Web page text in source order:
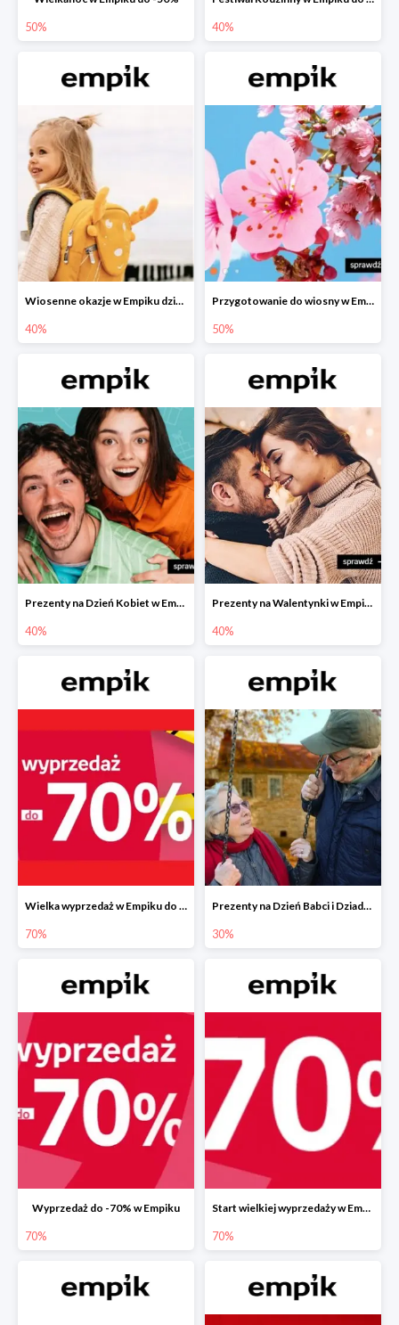
50% 40%
Wiosenne okazje w Empiku dziecko w podróży do -40%
40%
Przygotowanie do wiosny w Empiku - setki produktów do -50%
50%
Prezenty na Dzień Kobiet w Empiku do -40%
40%
Prezenty na Walentynki w Empiku do -40%
40%
Wielka wyprzedaż w Empiku do -70%
70%
Prezenty na Dzień Babci i Dziadka w Empiku do -30%
30%
Wyprzedaż do -70% w Empiku
70%
Start wielkiej wyprzedaży w Empiku do -70%
70%